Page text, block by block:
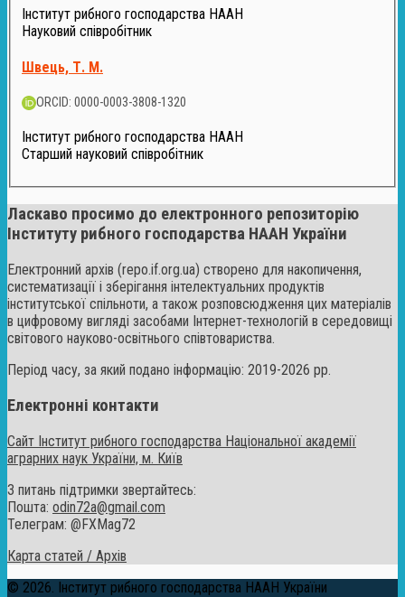
Інститут рибного господарства НААН
Науковий співробітник
Швець, Т. М.
ORCID: 0000-0003-3808-1320
Інститут рибного господарства НААН
Старший науковий співробітник
Ласкаво просимо до електронного репозиторію
Інституту рибного господарства НААН України
Електронний архів (repo.if.org.ua) створено для накопичення,
систематизації і зберігання інтелектуальних продуктів
інститутської спільноти, а також розповсюдження цих матеріалів
в цифровому вигляді засобами Інтернет-технологій в середовищі
світового науково-освітнього співтовариства.
Період часу, за який подано інформацію: 2019-2026 рр.
Електронні контакти
Сайт Інститут рибного господарства Національної академії
аграрних наук України, м. Київ
З питань підтримки звертайтесь:
Пошта: odin72a@gmail.com
Телеграм: @FXMag72
Карта статей / Архів
© 2026. Інститут рибного господарства НААН України